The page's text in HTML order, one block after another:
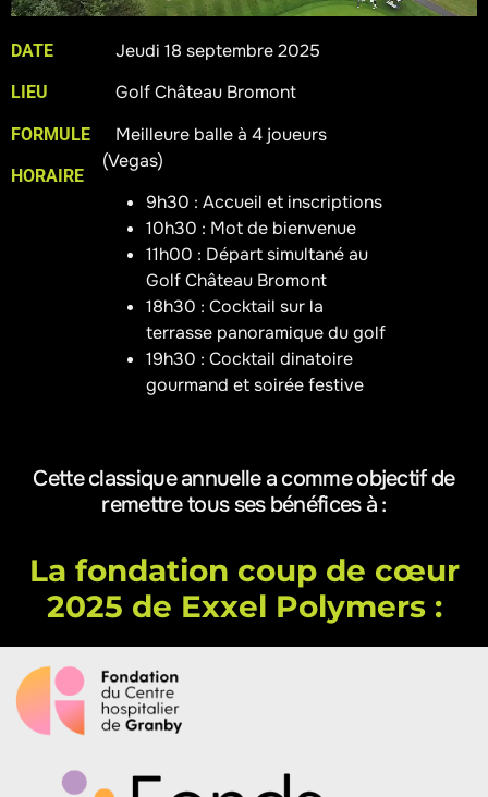
DATE
LIEU
FORMULE
HORAIRE
Jeudi 18 septembre 2025
Golf Château Bromont
Meilleure balle à 4 joueurs
(Vegas)
9h30 : Accueil et inscriptions
10h30 : Mot de bienvenue
11h00 : Départ simultané au
Golf Château Bromont
18h30 : Cocktail sur la
terrasse panoramique du golf
19h30 : Cocktail dinatoire
gourmand et soirée festive
Cette classique annuelle a comme objectif de
remettre tous ses bénéfices à :
La fondation coup de cœur
2025 de Exxel Polymers :